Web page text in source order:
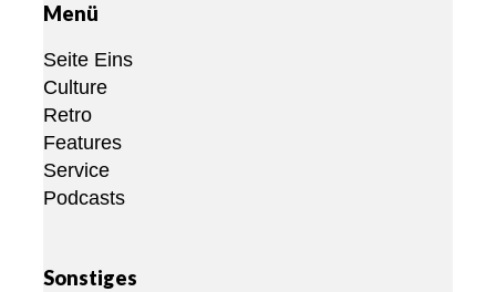
Menü
Seite Eins
Culture
Retro
Features
Service
Podcasts
Sonstiges